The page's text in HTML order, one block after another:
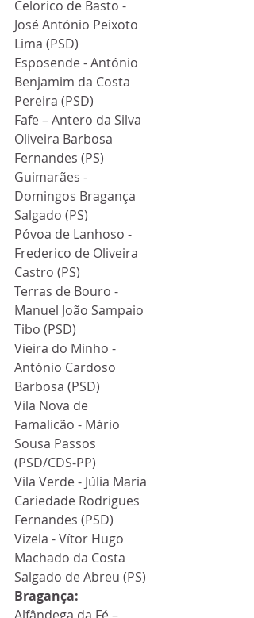
Celorico de Basto -
José António Peixoto
Lima (PSD)
Esposende - António
Benjamim da Costa
Pereira (PSD)
Fafe – Antero da Silva
Oliveira Barbosa
Fernandes (PS)
Guimarães -
Domingos Bragança
Salgado (PS)
Póvoa de Lanhoso -
Frederico de Oliveira
Castro (PS)
Terras de Bouro -
Manuel João Sampaio
Tibo (PSD)
Vieira do Minho -
António Cardoso
Barbosa (PSD)
Vila Nova de
Famalicão - Mário
Sousa Passos
(PSD/CDS-PP)
Vila Verde - Júlia Maria
Cariedade Rodrigues
Fernandes (PSD)
Vizela - Vítor Hugo
Machado da Costa
Salgado de Abreu (PS)
Bragança: